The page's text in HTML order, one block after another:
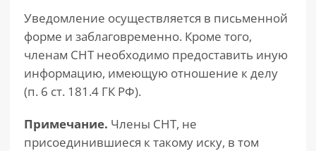
Уведомление осуществляется в письменной
форме и заблаговременно. Кроме того,
членам СНТ необходимо предоставить иную
информацию, имеющую отношение к делу
(п. 6 ст. 181.4 ГК РФ).
Примечание. Члены СНТ, не
присоединившиеся к такому иску, в том